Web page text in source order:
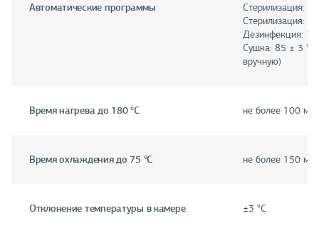
Автоматические программы
Стерилизация:
Стерилизация:
Дезинфекция:
Сушка: 85 ± 3 °C
вручную)
Время нагрева до 180 °C не более 100 мин
Время охлаждения до 75 °C не более 150 мин
Отклонение температуры в камере ±3 °C